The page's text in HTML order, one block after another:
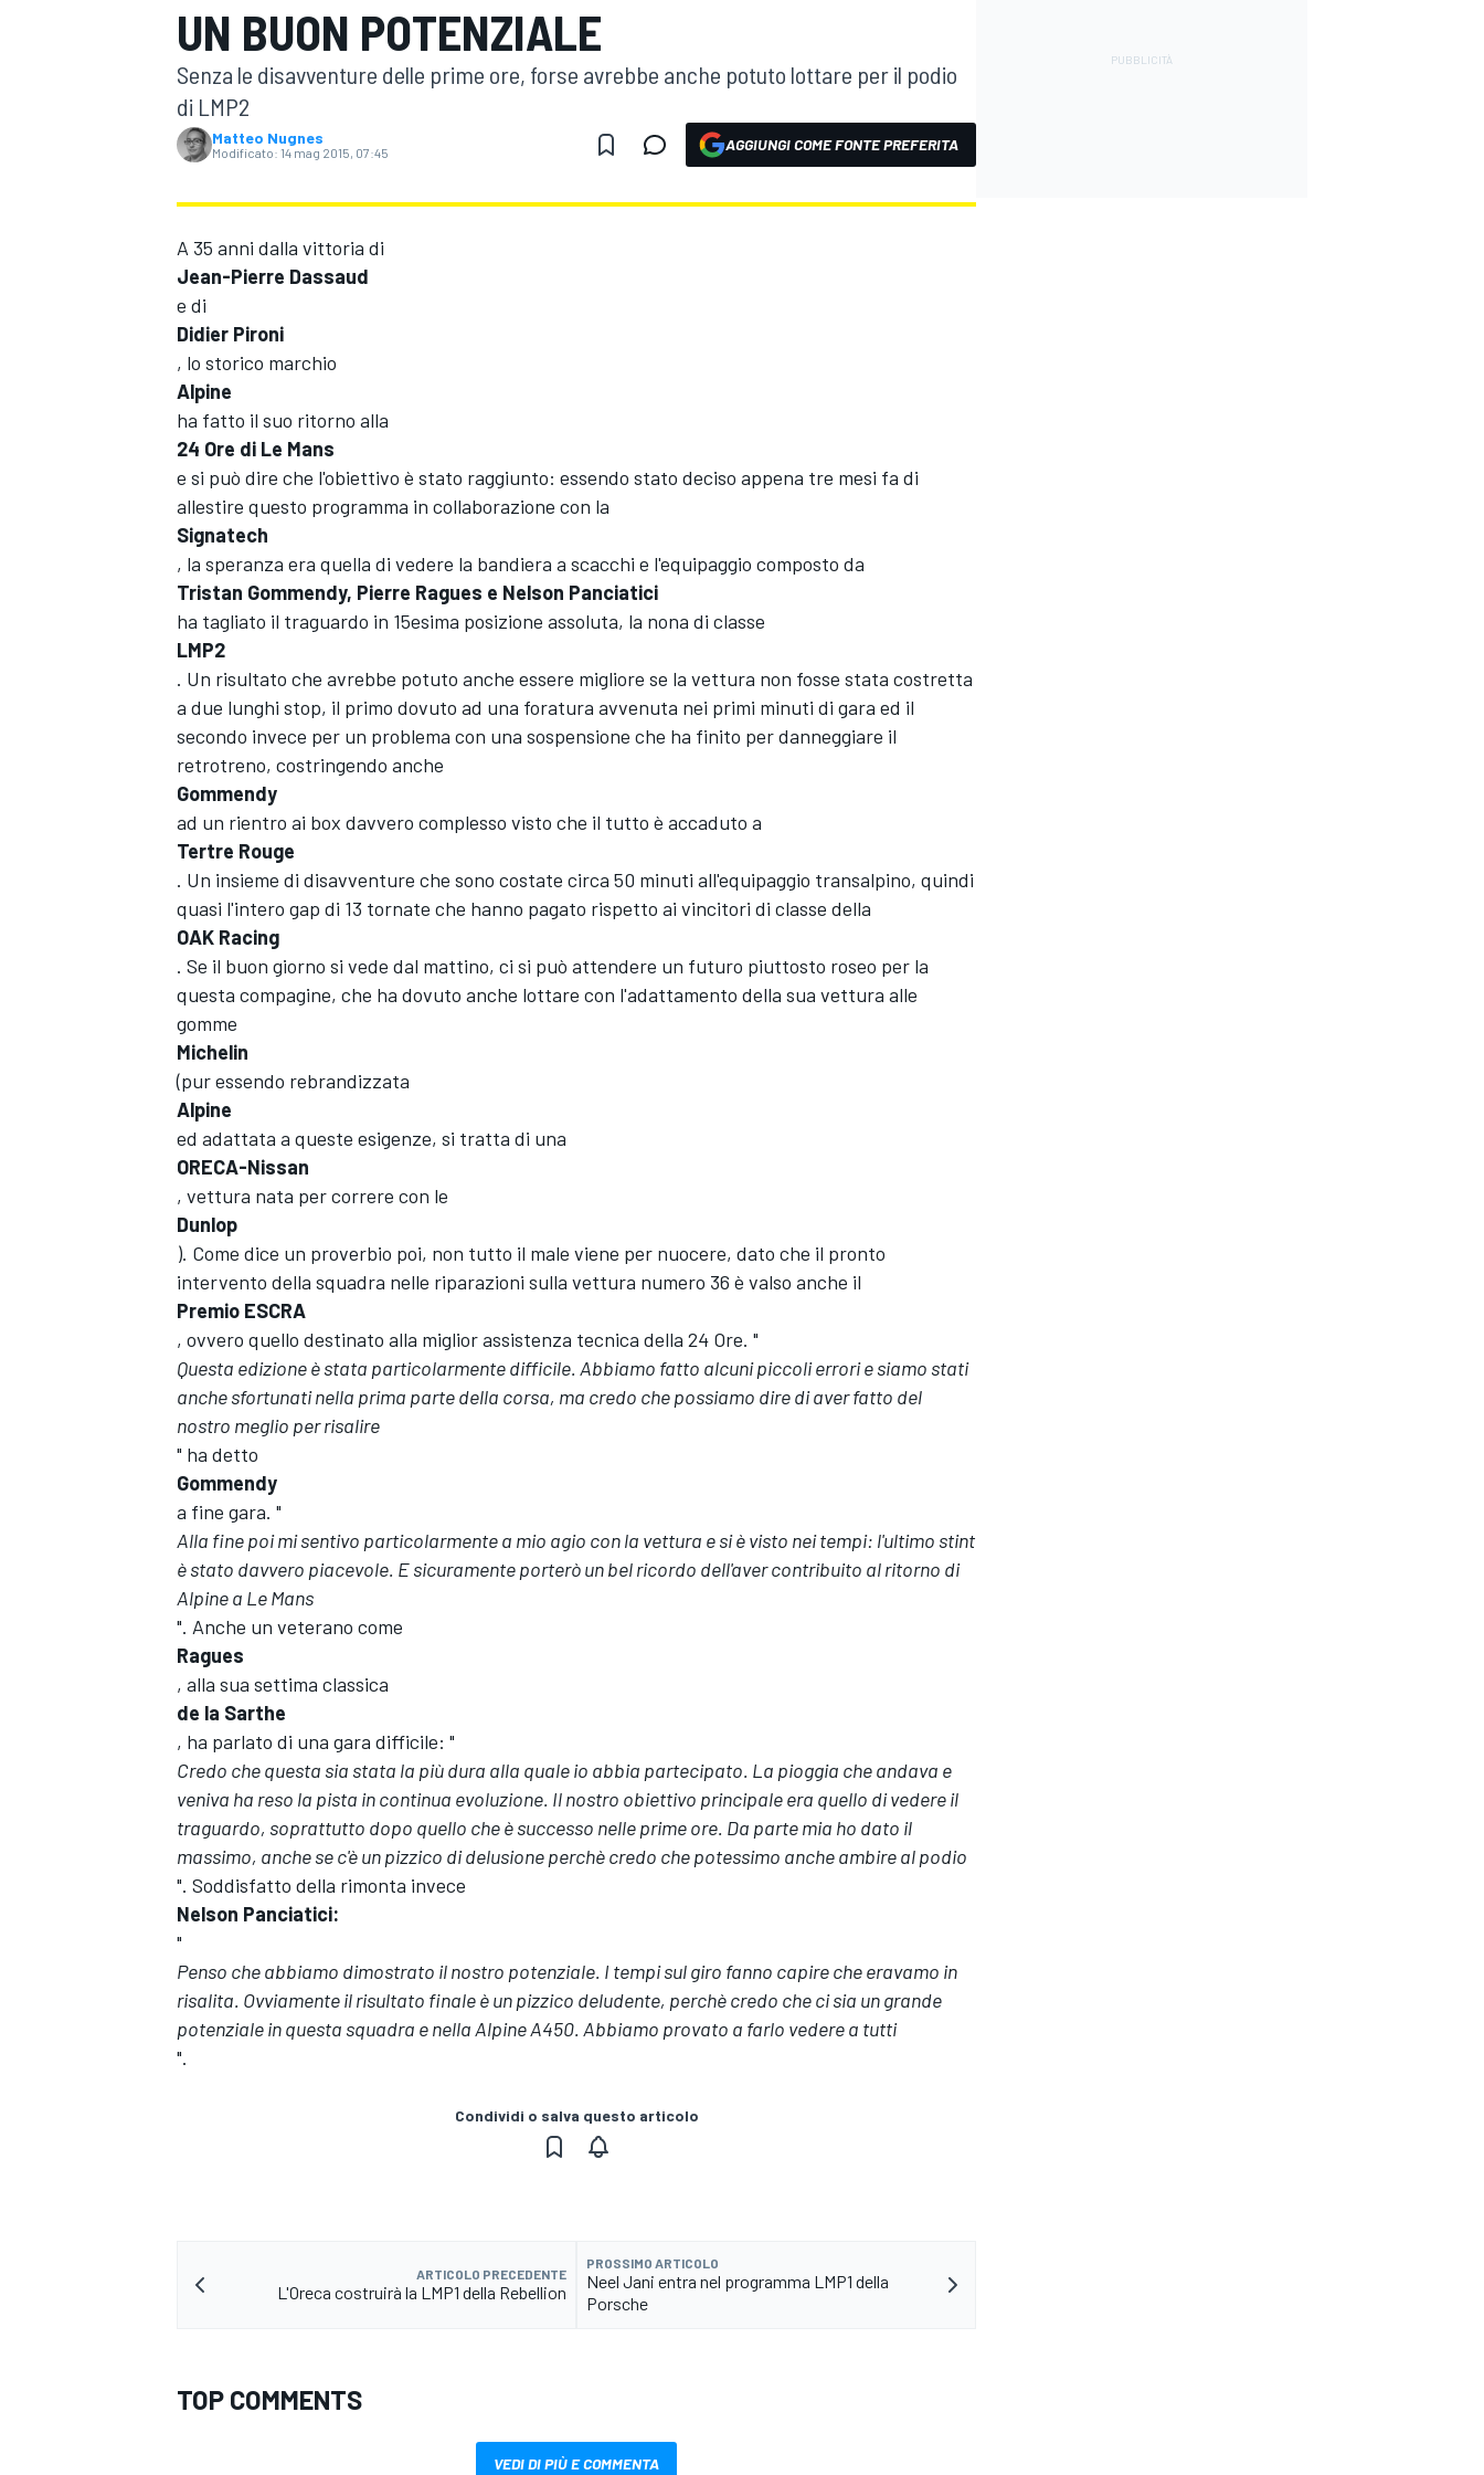
MOTOGP WEC
WRC
MONOPOSTO
ENDURANCE/GT
MONOMARCA
UN BUON POTENZIALE
Senza le disavventure delle prime ore, forse avrebbe anche potuto lottare per il podio
di LMP2
Matteo Nugnes
Modificato: 14 mag 2015, 07:45 AGGIUNGI COME FONTE PREFERITA
A 35 anni dalla vittoria di
Jean-Pierre Dassaud
e di
Didier Pironi
, lo storico marchio
Alpine
ha fatto il suo ritorno alla
24 Ore di Le Mans
e si può dire che l'obiettivo è stato raggiunto: essendo stato deciso appena tre mesi fa di
allestire questo programma in collaborazione con la
Signatech
, la speranza era quella di vedere la bandiera a scacchi e l'equipaggio composto da
Tristan Gommendy, Pierre Ragues e Nelson Panciatici
ha tagliato il traguardo in 15esima posizione assoluta, la nona di classe
LMP2
. Un risultato che avrebbe potuto anche essere migliore se la vettura non fosse stata costretta
a due lunghi stop, il primo dovuto ad una foratura avvenuta nei primi minuti di gara ed il
secondo invece per un problema con una sospensione che ha finito per danneggiare il
retrotreno, costringendo anche
Gommendy
ad un rientro ai box davvero complesso visto che il tutto è accaduto a
Tertre Rouge
. Un insieme di disavventure che sono costate circa 50 minuti all'equipaggio transalpino, quindi
quasi l'intero gap di 13 tornate che hanno pagato rispetto ai vincitori di classe della
OAK Racing
. Se il buon giorno si vede dal mattino, ci si può attendere un futuro piuttosto roseo per la
questa compagine, che ha dovuto anche lottare con l'adattamento della sua vettura alle
gomme
Michelin
(pur essendo rebrandizzata
Alpine
ed adattata a queste esigenze, si tratta di una
ORECA-Nissan
, vettura nata per correre con le
Dunlop
). Come dice un proverbio poi, non tutto il male viene per nuocere, dato che il pronto
intervento della squadra nelle riparazioni sulla vettura numero 36 è valso anche il
Premio ESCRA
, ovvero quello destinato alla miglior assistenza tecnica della 24 Ore. "
Questa edizione è stata particolarmente difficile. Abbiamo fatto alcuni piccoli errori e siamo stati
anche sfortunati nella prima parte della corsa, ma credo che possiamo dire di aver fatto del
nostro meglio per risalire
" ha detto
Gommendy
a fine gara. "
Alla fine poi mi sentivo particolarmente a mio agio con la vettura e si è visto nei tempi: l'ultimo stint
è stato davvero piacevole. E sicuramente porterò un bel ricordo dell'aver contribuito al ritorno di
Alpine a Le Mans
". Anche un veterano come
Ragues
, alla sua settima classica
de la Sarthe
, ha parlato di una gara difficile: "
Credo che questa sia stata la più dura alla quale io abbia partecipato. La pioggia che andava e
veniva ha reso la pista in continua evoluzione. Il nostro obiettivo principale era quello di vedere il
traguardo, soprattutto dopo quello che è successo nelle prime ore. Da parte mia ho dato il
massimo, anche se c'è un pizzico di delusione perchè credo che potessimo anche ambire al podio
". Soddisfatto della rimonta invece
Nelson Panciatici:
"
Penso che abbiamo dimostrato il nostro potenziale. I tempi sul giro fanno capire che eravamo in
risalita. Ovviamente il risultato finale è un pizzico deludente, perchè credo che ci sia un grande
potenziale in questa squadra e nella Alpine A450. Abbiamo provato a farlo vedere a tutti
".
Condividi o salva questo articolo
ARTICOLO PRECEDENTE
L'Oreca costruirà la LMP1 della Rebellion
PROSSIMO ARTICOLO
Neel Jani entra nel programma LMP1 della
Porsche
TOP COMMENTS
VEDI DI PIÙ E COMMENTA